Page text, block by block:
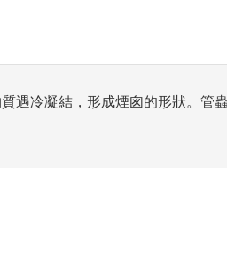
遇冷凝結，形成煙囪的形狀。管